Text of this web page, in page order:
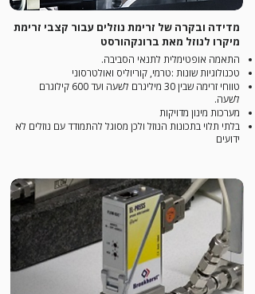
מדידה ובקרה של זרימת נוזלים עבור קצבי זרימת
מיקרו לנוזל מאת ברונקהורסט
התאמה אופטימלית לתנאי הסביבה.
טכנולוגיות שונות :טרמי, קוריוליס ואולטרסוני
טווחי זרימה שבין 30 מיליגרם לשעה ועד 600 קילוגרם
לשעה.
מערכות מינון מדויקות
בלתי תלוי בתכונות הנוזל ולכן מסוגל להתמודד עם נוזלים לא
ידועים